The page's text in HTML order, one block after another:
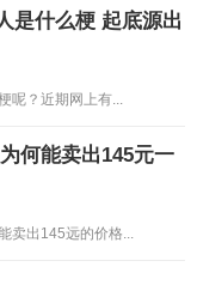
是什么梗 起底源出
呢？近期网上有...
何能卖出145元一
卖出145远的价格...